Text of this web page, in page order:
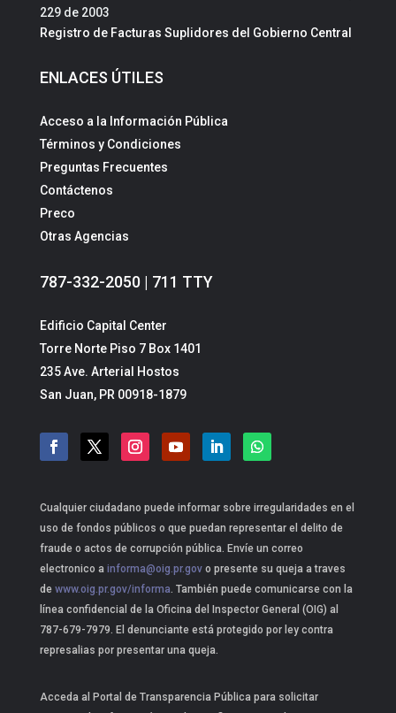
229 de 2003
Registro de Facturas Suplidores del Gobierno Central
ENLACES ÚTILES
Acceso a la Información Pública
Términos y Condiciones
Preguntas Frecuentes
Contáctenos
Preco
Otras Agencias
787-332-2050 | 711 TTY
Edificio Capital Center
Torre Norte Piso 7 Box 1401
235 Ave. Arterial Hostos
San Juan, PR 00918-1879
Cualquier ciudadano puede informar sobre irregularidades en el
uso de fondos públicos o que puedan representar el delito de
fraude o actos de corrupción pública. Envíe un correo
electronico a informa@oig.pr.govo presente su queja a traves
dewww.oig.pr.gov/informa. También puede comunicarse con la
línea confidencial de la Oficina del Inspector General (OIG) al
787-679-7979. El denunciante está protegido por ley contra
represalias por presentar una queja.
Acceda al Portal de Transparencia Pública para solicitar